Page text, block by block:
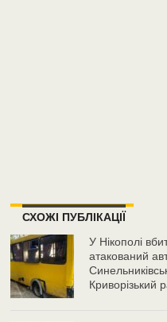
СХОЖІ ПУБЛІКАЦІЇ
У Нікополі
атакований
Криворізький